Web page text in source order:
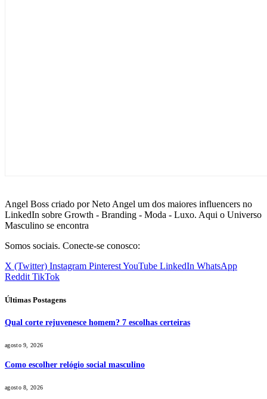
Angel Boss criado por Neto Angel um dos maiores influencers no
LinkedIn sobre Growth - Branding - Moda - Luxo. Aqui o Universo
Masculino se encontra
Somos sociais. Conecte-se conosco:
X (Twitter) Instagram PinterestYouTube LinkedIn WhatsApp
Reddit TikTok
Últimas Postagens
Qual corte rejuvenesce homem? 7 escolhas certeiras
agosto 9, 2026
Como escolher relógio social masculino
agosto 8, 2026